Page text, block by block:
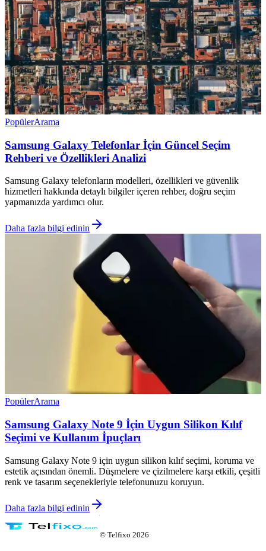
PopülerArama
Samsung Galaxy Telefonlar İçin Güncel Seçim
Rehberi ve Özellikleri Analizi
Samsung Galaxy telefonların modelleri, özellikleri ve güvenlik
hizmetleri hakkında detaylı bilgiler içeren rehber, doğru seçim
yapmanızda yardımcı olur.
Daha fazla bilgi edinin
PopülerArama
Samsung Galaxy Note 9 İçin Uygun Silikon Kılıf
Seçimi ve Kullanım İpuçları
Samsung Galaxy Note 9 için uygun silikon kılıf seçimi, koruma ve
estetik açısından önemli. Düşmelere ve çizilmelere karşı etkili, çeşitli
renk ve tasarım seçenekleriyle telefonunuzu koruyun.
Daha fazla bilgi edinin
© Telfixo 2026